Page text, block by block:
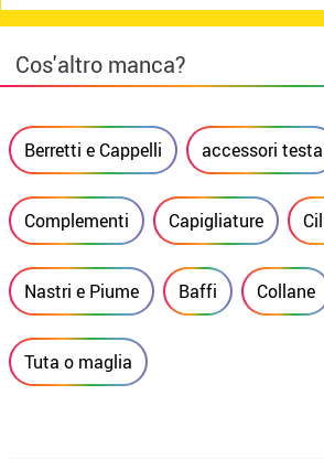
Cos'altro manca?
Berretti e Cappelli accessori testa
Complementi Capigliature
Nastri e Piume Baffi Collane
Tuta o maglia